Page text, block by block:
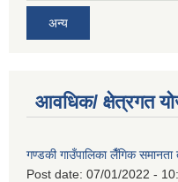
अन्य
आवधिक/ क्षेत्रगत
गण्डकी गाउँपालिका लैँगिक
Post date: 07/01/2022 -